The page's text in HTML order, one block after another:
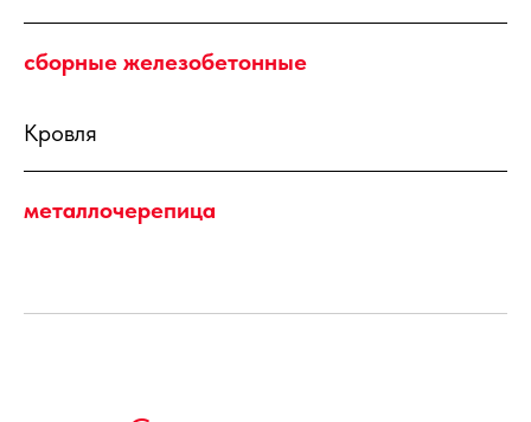
сборные железобетонные
Кровля
металлочерепица